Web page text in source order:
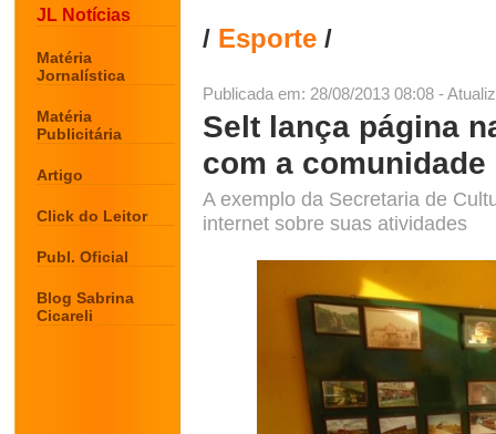
JL Notícias
Matéria
Jornalística
Matéria
Publicitária
Artigo
Click do Leitor
Publ. Oficial
Blog Sabrina
Cicareli
/ Esporte /
Publicada em: 28/08/2013 08:08 -
Selt lança página
com a comunidade
A exemplo da Secretaria de
internet sobre suas atividades